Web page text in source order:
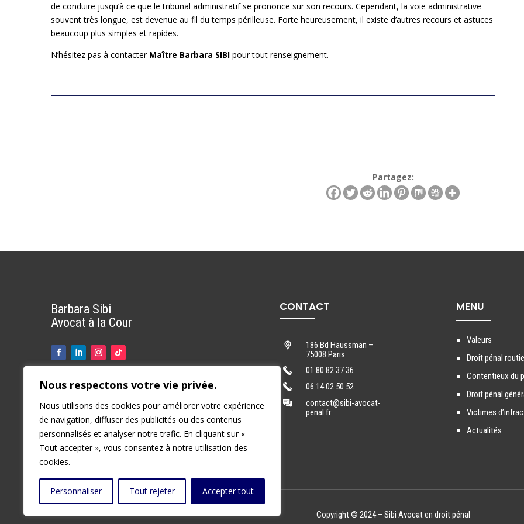
Nous respectons votre vie privée.
Nous utilisons des cookies pour améliorer votre expérience
de navigation, diffuser des publicités ou des contenus
personnalisés et analyser notre trafic. En cliquant sur «
Tout accepter », vous consentez à notre utilisation des
cookies.
Personnaliser Tout rejeter Accepter tout
de conduire jusqu’à ce que le tribunal administratif se prononce sur son recours. Cependant, la voie administrative
souvent très longue, est devenue au fil du temps périlleuse. Forte heureusement, il existe d’autres recours et astuces
beaucoup plus simples et rapides.
N’hésitez pas à contacter Maître Barbara SIBI pour tout renseignement.
Partagez:
Barbara Sibi
Avocat à la Cour
LIENS UTILES
Contact
Mentions légales
CONTACT
186 Bd Haussman –
75008 Paris
01 80 82 37 36
06 14 02 50 52
contact@sibi-avocat-
penal.fr
MENU
Valeurs
Droit pénal
Contentieux du
Droit pénal
Victimes
Actualités
Copyright © 2024 – Sibi Avocat en droit pénal